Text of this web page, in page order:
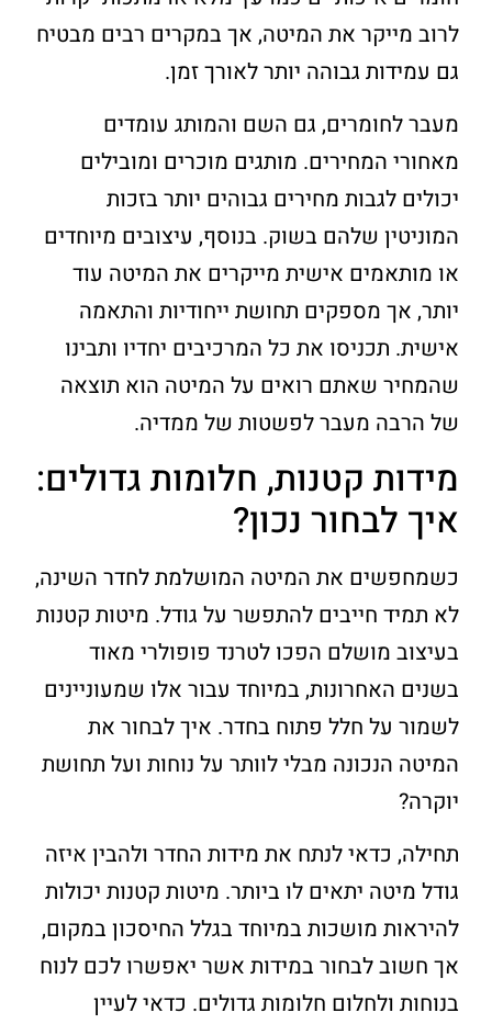
לרוב מייקר את המיטה, אך במקרים רבים מבטיח
גם עמידות גבוהה יותר לאורך זמן.
מעבר לחומרים, גם השם והמותג עומדים
מאחורי המחירים. מותגים מוכרים ומובילים
יכולים לגבות מחירים גבוהים יותר בזכות
המוניטין שלהם בשוק. בנוסף, עיצובים מיוחדים
או מותאמים אישית מייקרים את המיטה עוד
יותר, אך מספקים תחושת ייחודיות והתאמה
אישית. תכניסו את כל המרכיבים יחדיו ותבינו
שהמחיר שאתם רואים על המיטה הוא תוצאה
של הרבה מעבר לפשטות של ממדיה.
מידות קטנות, חלומות גדולים:
איך לבחור נכון?
כשמחפשים את המיטה המושלמת לחדר השינה,
לא תמיד חייבים להתפשר על גודל. מיטות קטנות
בעיצוב מושלם הפכו לטרנד פופולרי מאוד
בשנים האחרונות, במיוחד עבור אלו שמעוניינים
לשמור על חלל פתוח בחדר. איך לבחור את
המיטה הנכונה מבלי לוותר על נוחות ועל תחושת
יוקרה?
תחילה, כדאי לנתח את מידות החדר ולהבין איזה
גודל מיטה יתאים לו ביותר. מיטות קטנות יכולות
להיראות מושכות במיוחד בגלל החיסכון במקום,
אך חשוב לבחור במידות אשר יאפשרו לכם לנוח
בנוחות ולחלום חלומות גדולים. כדאי לעיין